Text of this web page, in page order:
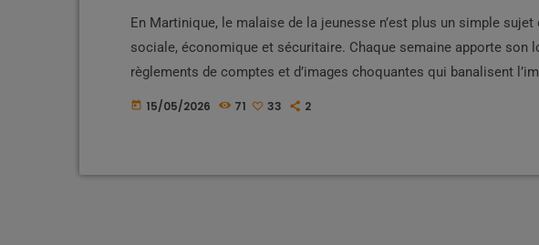
En Martinique, le malaise de la jeunesse n’est plus un simple sujet
sociale, économique et sécuritaire. Chaque semaine apporte son
règlements de comptes et d’images choquantes qui banalisent
désormais presque aussi facilement que la drogue, et certains
today 15/05/2026 71 33 2